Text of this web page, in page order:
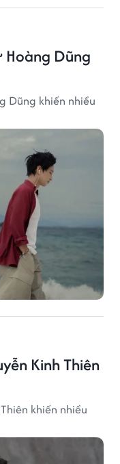
Dũng
Dũng khiến nhiều
Kinh Thiên
khiến nhiều